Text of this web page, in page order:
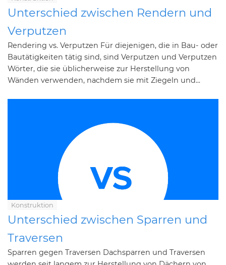
Unterschied zwischen Rendern und
Verputzen
Rendering vs. Verputzen Für diejenigen, die in Bau- oder
Bautätigkeiten tätig sind, sind Verputzen und Verputzen
Wörter, die sie üblicherweise zur Herstellung von
Wänden verwenden, nachdem sie mit Ziegeln und...
Konstruktion
Unterschied zwischen Sparren und
Traversen
Sparren gegen Traversen Dachsparren und Traversen